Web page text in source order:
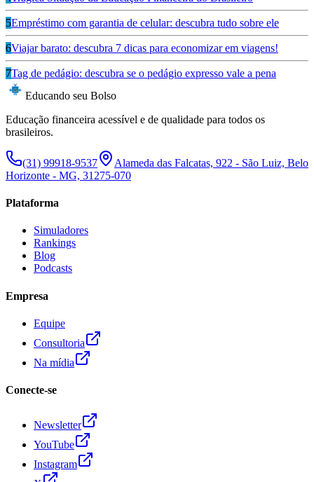
5Empréstimo com garantia de celular: descubra tudo sobre ele
6Viajar barato: descubra 7 dicas para economizar em viagens!
7Tag de pedágio: descubra se o pedágio expresso vale a pena
Educando seu Bolso
Educação financeira acessível e de qualidade para todos os
brasileiros.
(31) 99918-9537
Alameda das Falcatas, 922 - São Luiz, Belo
Horizonte - MG, 31275-070
Plataforma
Simuladores
Rankings
Blog
Podcasts
Empresa
Equipe
Consultoria
Na mídia
Conecte-se
Newsletter
YouTube
Instagram